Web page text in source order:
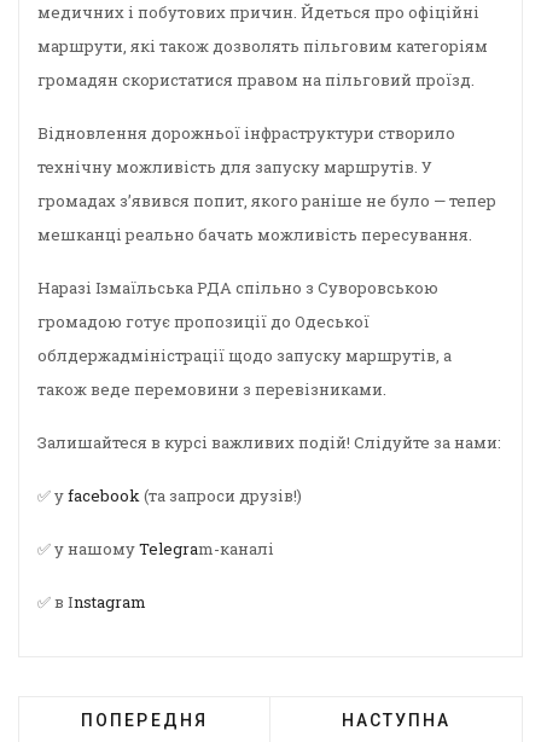
медичних і побутових причин. Йдеться про офіційні
маршрути, які також дозволять пільговим категоріям
громадян скористатися правом на пільговий проїзд.
Відновлення дорожньої інфраструктури створило
технічну можливість для запуску маршрутів. У
громадах з’явився попит, якого раніше не було — тепер
мешканці реально бачать можливість пересування.
Наразі Ізмаїльська РДА спільно з Суворовською
громадою готує пропозиції до Одеської
облдержадміністрації щодо запуску маршрутів, а
також веде перемовини з перевізниками.
Залишайтеся в курсі важливих подій! Слідуйте за нами:
✅ уfacebook(та запроси друзів!)
✅ у нашомуTelegram-каналі
✅ в Instagram
ПОПЕРЕДНЯ НАСТУПНА